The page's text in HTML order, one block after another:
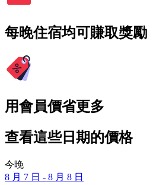
每晚住宿均可賺取獎勵
用會員價省更多
查看這些日期的價格
今晚
8 月 7 日 - 8 月 8 日